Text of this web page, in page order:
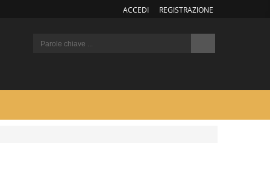
ACCEDI REGISTRAZIONE